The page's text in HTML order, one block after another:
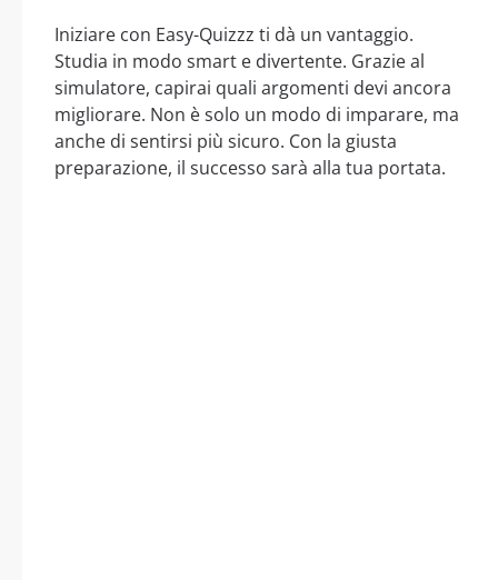
Iniziare con Easy-Quizzz ti dà un vantaggio.
Studia in modo smart e divertente. Grazie al
simulatore, capirai quali argomenti devi ancora
migliorare. Non è solo un modo di imparare, ma
anche di sentirsi più sicuro. Con la giusta
preparazione, il successo sarà alla tua portata.